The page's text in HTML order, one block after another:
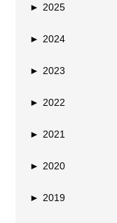
► 2025
► 2024
► 2023
► 2022
► 2021
► 2020
► 2019